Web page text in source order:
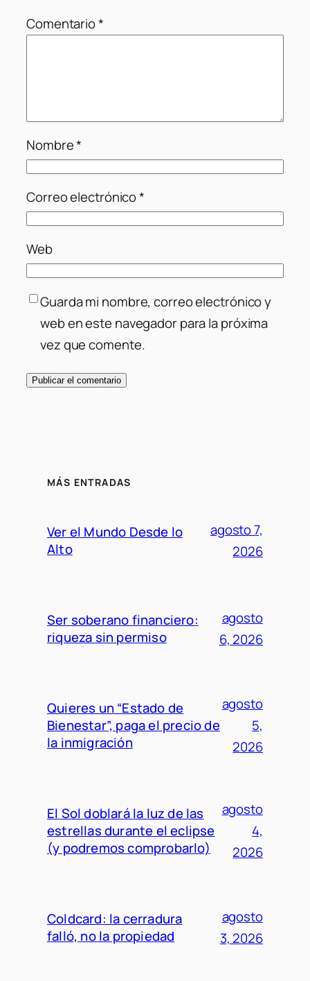
Comentario*
Nombre*
Correo electrónico*
Web
Guarda mi nombre, correo electrónico y
web en este navegador para la próxima
vez que comente.
MÁS ENTRADAS
Ver el Mundo Desde lo
Alto
agosto 7,
2026
Ser soberano financiero:
riqueza sin permiso
agosto
6, 2026
Quieres un “Estado de
Bienestar”, paga el precio de
la inmigración
agosto
5,
2026
El Sol doblará la luz de las
estrellas durante el eclipse
(y podremos comprobarlo)
agosto
4,
2026
Coldcard: la cerradura
falló, no la propiedad
agosto
3, 2026